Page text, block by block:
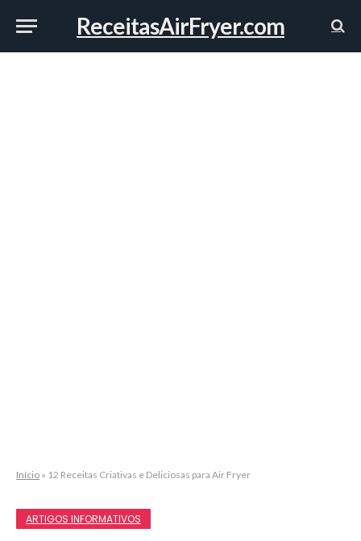
ReceitasAirFryer.com
Início » 12 Receitas Criativas e Deliciosas para Air Fryer
ARTIGOS INFORMATIVOS